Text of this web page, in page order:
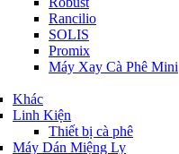
Rancilio
SOLIS
Promix
Máy Xay Cà Phê Mini
Khác
Linh Kiện
Thiết bị cà phê
Máy Dán Miệng Ly